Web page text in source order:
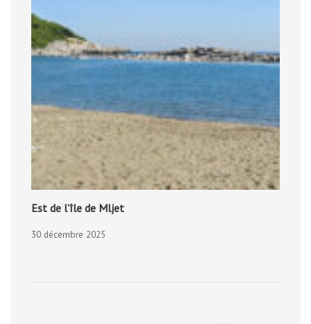
Est de l’île de Mljet
30 décembre 2025